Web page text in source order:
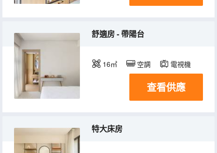
舒適房 - 帶陽台
16㎡ 空調 電視機
查看供應
特大床房